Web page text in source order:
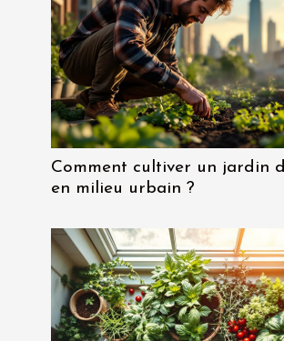
Comment cultiver un jardin
en milieu urbain ?